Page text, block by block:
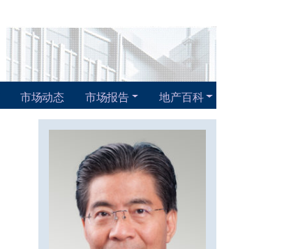
市场动态 市场报告 地产百科